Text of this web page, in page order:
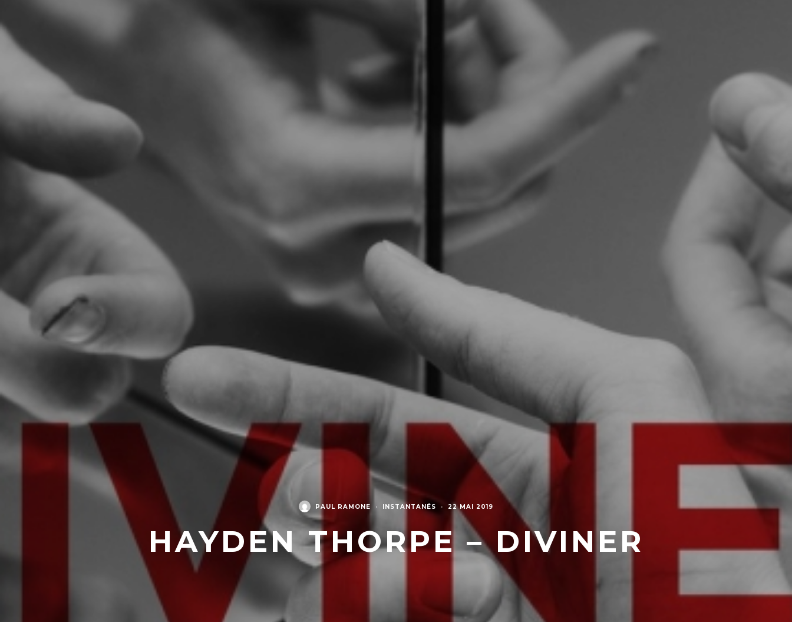
PAUL RAMONE · INSTANTANÉS · 22 MAI 2019
HAYDEN THORPE – DIVINER